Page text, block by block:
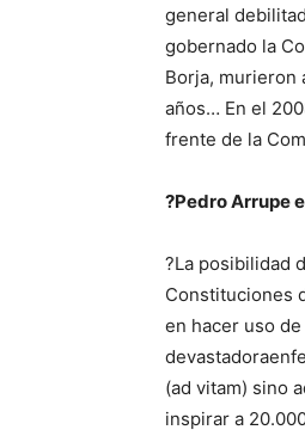
general
gobernado la
Borja, murieron
años… En el
frente de la
?Pedro Arrupe
?La posibilidad
Constituciones
en hacer uso
(ad vitam) sino
inspirar a